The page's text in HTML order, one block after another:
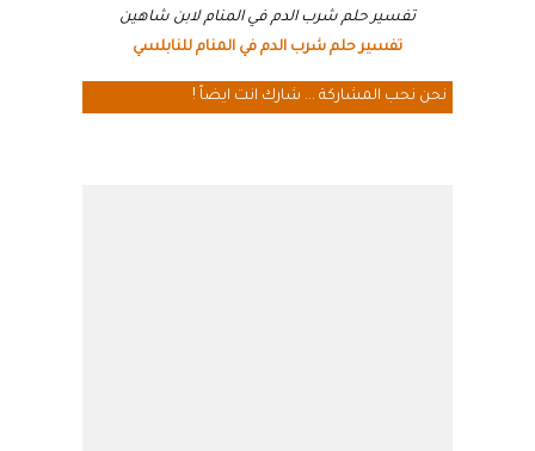
تفسير حلم شرب الدم في المنام لابن شاهين
تفسير حلم شرب الدم في المنام للنابلسي
نحن نحب المشاركة ... شارك انت ايضاً !